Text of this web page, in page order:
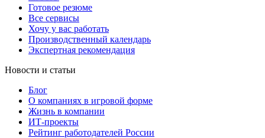
Готовое резюме
Все сервисы
Хочу у вас работать
Производственный календарь
Экспертная рекомендация
Новости и статьи
Блог
О компаниях в игровой форме
Жизнь в компании
ИТ-проекты
Рейтинг работодателей России